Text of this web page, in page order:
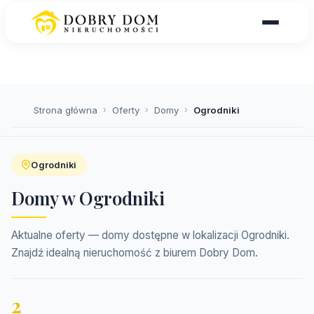
Strona główna › Oferty › Domy › Ogrodniki
Ogrodniki
Domy w Ogrodniki
Aktualne oferty — domy dostępne w lokalizacji Ogrodniki.
Znajdź idealną nieruchomość z biurem Dobry Dom.
2